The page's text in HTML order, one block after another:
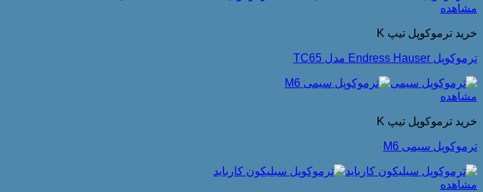
مشاهده
خرید ترموکوپل تیپ K
ترموکوپل Endress Hauser مدل TC65
مشاهده
خرید ترموکوپل تیپ K
ترموکوپل سیمی M6
مشاهده